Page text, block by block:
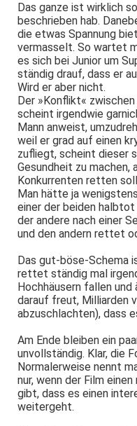
Das ganze ist wirklich
beschrieben hab.
die etwas Spannung
vermasselt. So wartet
es sich bei Junior um
ständig drauf, dass er
Wird er aber nicht.
Der »Konflikt« zwischen
scheint irgendwie
Mann anweist,
weil er grad auf einen
zufliegt, scheint dieser
Gesundheit zu machen,
Konkurrenten retten
Man hätte ja
einer der beiden
der andere nach einer
und den andern rettet
Das gut-böse-Schema
rettet ständig mal
Hochhäusern fallen und
darauf freut, Milliarden
abzuschlachten), dass
Am Ende bleiben ein
unvollständig. Klar, die
Normalerweise nennt
nur, wenn der Film
gibt, dass es einen
weitergeht.